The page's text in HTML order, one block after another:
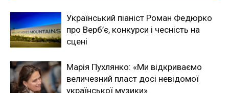
Український піаніст Роман Федюрко
про Верб’є, конкурси і чесність на
сцені
Марія Пухлянко: «Ми відкриваємо
величезний пласт досі невідомої
української музики»